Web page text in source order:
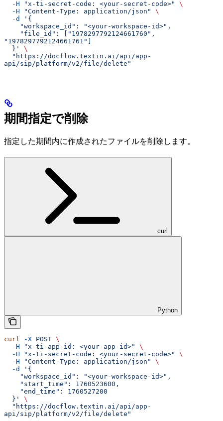
  -H
"x-ti-secret-code: <your-secret-code>"
\
  -H
"Content-Type: application/json"
\
  -d
'{
    "workspace_id": "<your-workspace-id>",
"1978297792124661761"]
  }'
\
api/sip/platform/v2/file/delete"
期間指定で削除
指定した期間内に作成されたファイルを削除します。
curl
Python
curl -X POST \
  -H
"x-ti-app-id: <your-app-id>"
\
  -H
"x-ti-secret-code: <your-secret-code>"
\
  -H
"Content-Type: application/json"
\
  -d
'{
    "workspace_id": "<your-workspace-id>",
    "start_time": 1760523600,
    "end_time": 1760527200
  }'
\
api/sip/platform/v2/file/delete"